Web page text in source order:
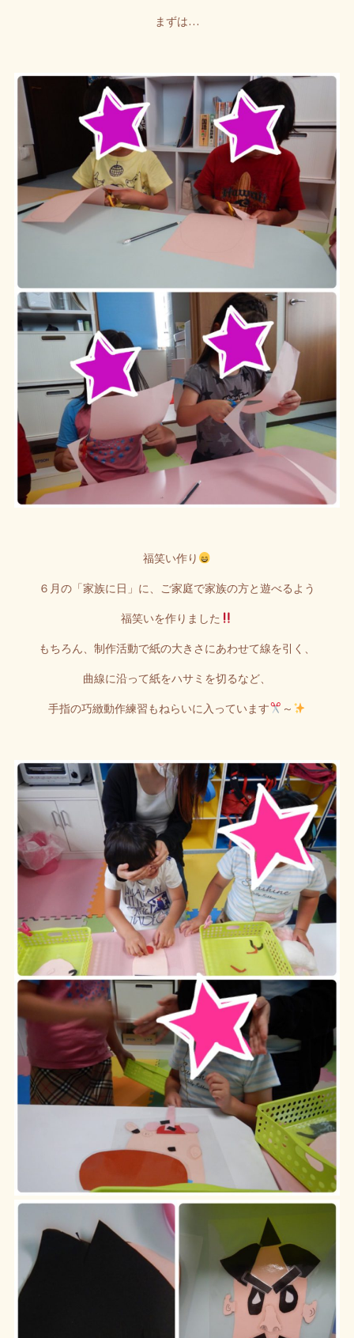
まずは…
福笑い作り
６月の「家族に日」に、ご家庭で家族の方と遊べるよう
福笑いを作りました
もちろん、制作活動で紙の大きさにあわせて線を引く、
曲線に沿って紙をハサミを切るなど、
手指の巧緻動作練習もねらいに入っています ～